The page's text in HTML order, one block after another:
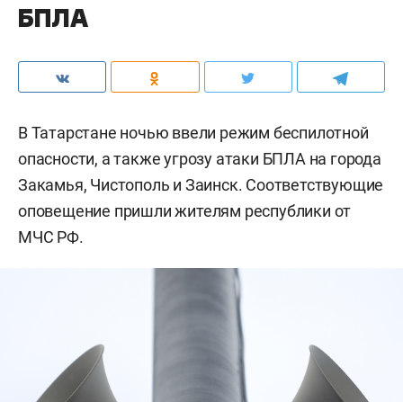
БПЛА
В Татарстане ночью ввели режим беспилотной
опасности, а также угрозу атаки БПЛА на города
Закамья, Чистополь и Заинск. Соответствующие
оповещение пришли жителям республики от
МЧС РФ.